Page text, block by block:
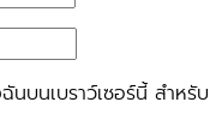
นบนเบราว์เซอร์นี้ สำหรับ